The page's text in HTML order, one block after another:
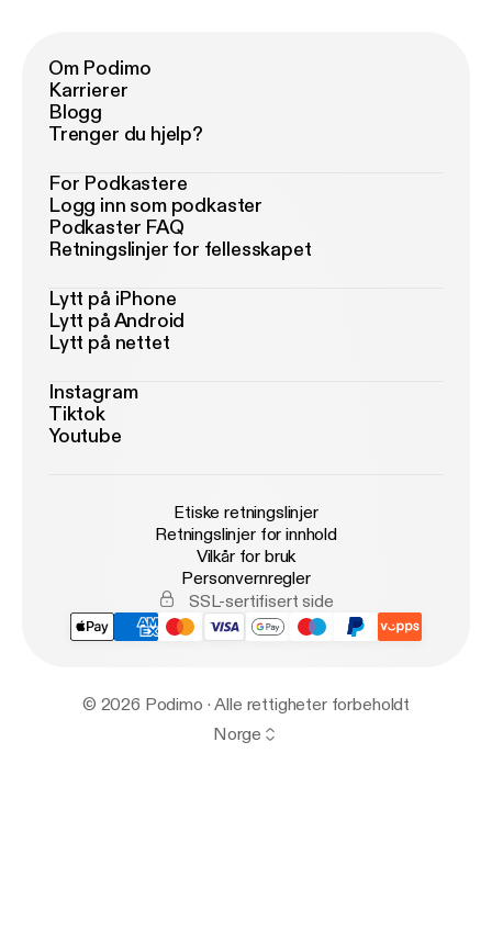
Om Podimo
Karrierer
Blogg
Trenger du hjelp?
For Podkastere
Logg inn som podkaster
Podkaster FAQ
Retningslinjer for fellesskapet
Lytt på iPhone
Lytt på Android
Lytt på nettet
Instagram
Tiktok
Youtube
Etiske retningslinjer
Retningslinjer for innhold
Vilkår for bruk
Personvernregler
SSL-sertifisert side
© 2026 Podimo · Alle rettigheter forbeholdt
Norge